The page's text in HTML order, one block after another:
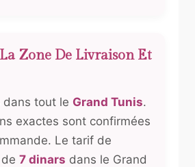
Zone De Livraison Et
dans tout le Grand Tunis.
exactes sont confirmées
Le tarif de
7 dinars dans le Grand